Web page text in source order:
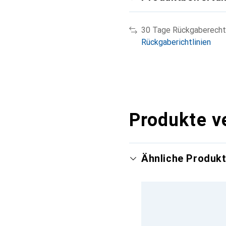
Testmagazin
30 Tage Rückgaberecht
Rückgaberichtlinien
Produkte
Ähnliche